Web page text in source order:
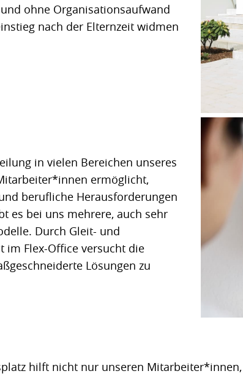
ohne Organisationsaufwand
nach der Elternzeit widmen
in vielen Bereichen unseres
ermöglicht,
berufliche Herausforderungen
es bei uns mehrere, auch sehr
Durch Gleit- und
im Flex-Office versucht die
Lösungen zu
hilft nicht nur unseren